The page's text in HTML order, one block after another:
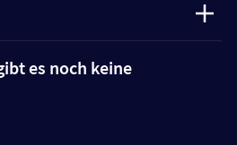
es noch keine